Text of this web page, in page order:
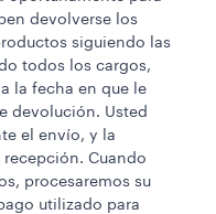
devolverse los
siguiendo las
todos los cargos,
la fecha en que le
devolución. Usted
el envío, y la
Cuando
procesaremos su
utilizado para